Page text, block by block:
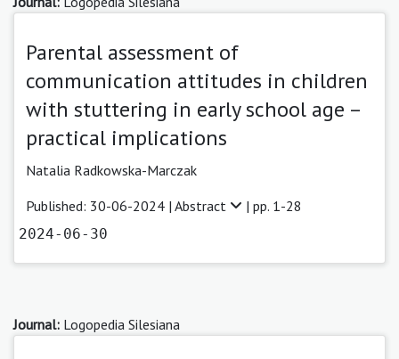
Parental assessment of
communication attitudes in children
with stuttering in early school age –
practical implications
Natalia Radkowska-Marczak
Published: 30-06-2024 | Abstract | pp. 1-28
2024-06-30
Journal: Logopedia Silesiana